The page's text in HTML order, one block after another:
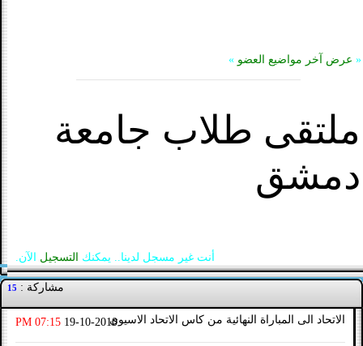
« عرض آخر مواضيع العضو »
ملتقى طلاب جامعة
دمشق
أنت غير مسجل لدينا.. يمكنك التسجيل الآن.
مشاركة : 15
الاتحاد الى المباراة النهائية من كاس الاتحاد الاسيوي19-10-2010
07:15 PM